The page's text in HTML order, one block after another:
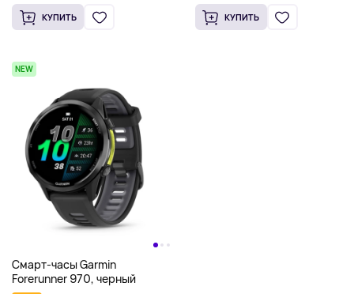
КУПИТЬ КУПИТЬ
NEW
Смарт-часы Garmin
Forerunner 970, черный